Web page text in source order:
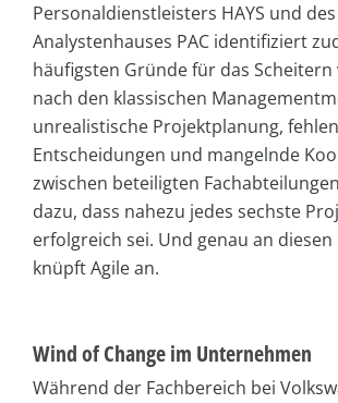
Personaldienstleisters HAYS und des
Analystenhauses PAC identifiziert
häufigsten Gründe für das
nach den klassischen
unrealistische Projektplanung,
Entscheidungen und mangelnde
zwischen beteiligten
dazu, dass nahezu jedes sechste
erfolgreich sei. Und genau an
knüpft Agile an.
Wind of Change im Unternehmen
Während der Fachbereich bei